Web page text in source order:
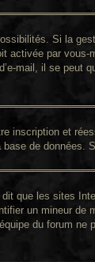
Si la
par
mail, il se
inscription et
de
que les sites
un mineur
du forum